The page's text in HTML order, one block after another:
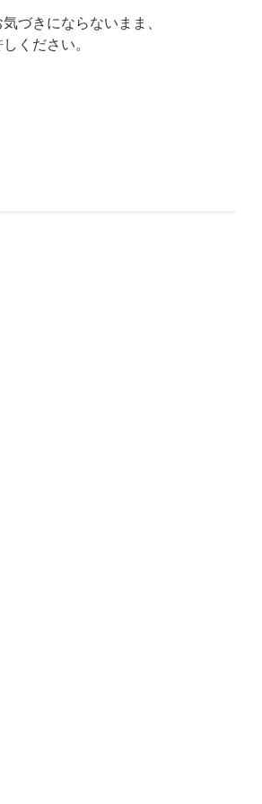
づきにならないまま、
ください。